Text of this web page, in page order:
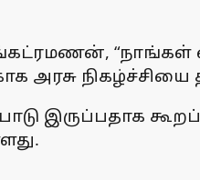
“நாங்கள்
அரசு நிகழ்ச்சியை
இருப்பதாக